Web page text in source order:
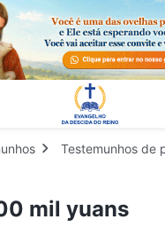
Testemunhos de
mil yuans